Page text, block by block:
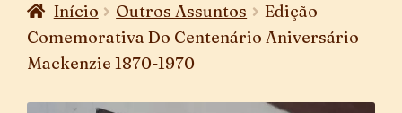
CATEGORIAS
MENU
PAGAMENTO E ENTREGA
CONTATO
Início Outros Assuntos
Edição
Comemorativa Do Centenário Aniversário
Mackenzie 1870-1970